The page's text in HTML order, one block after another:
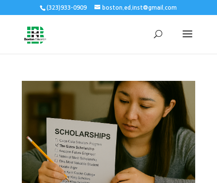
(323)933-0909 boston.ed.inst@gmail.com